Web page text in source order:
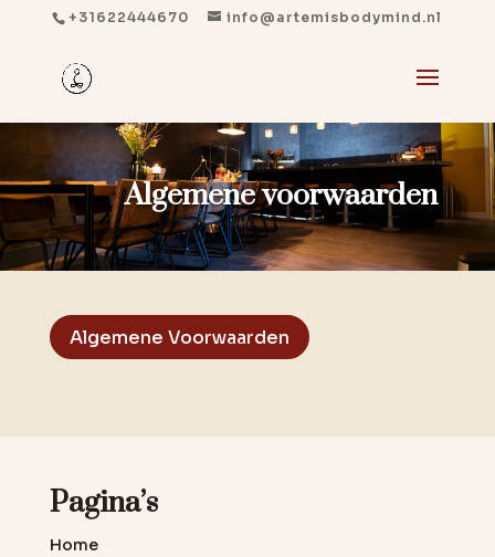
+31622444670 info@artemisbodymind.nl
Algemene voorwaarden
Algemene Voorwaarden
Pagina’s
Home